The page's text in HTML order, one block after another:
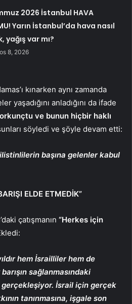
2026 İstanbul HAVA
Yarın İstanbul’da hava nasıl
yağış var mı?
8, 2026
kınarken aynı zamanda
yaşadığını anladığını da ifade
ve bunun hiçbir haklı
söyledi ve şöyle devam etti:
başına gelenler kabul
ELDE ETMEDİK”
çatışmanın “Herkes için
hem İsrailliler hem de
sağlanmasındaki
gerçekleşiyor. İsrail için gerçek
tanınmasına, işgale son